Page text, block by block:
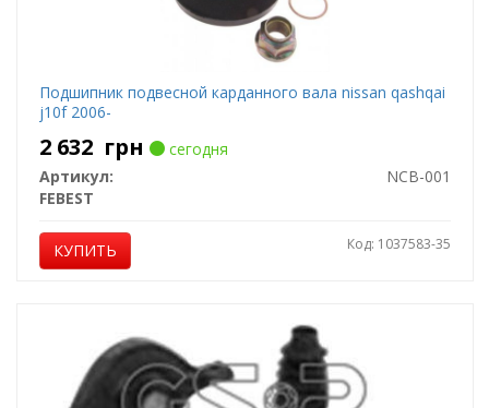
Подшипник подвесной карданного вала nissan qashqai
j10f 2006-
2 632 грн
сегодня
Артикул:
NCB-001
FEBEST
КУПИТЬ Код: 1037583-35